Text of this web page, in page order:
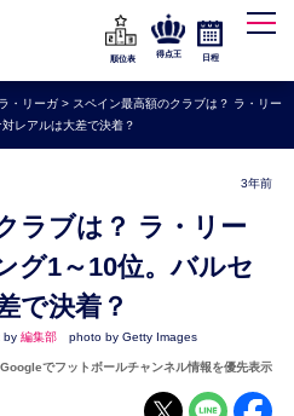
順位表
得点王 日程
ラ・リーガ> スペイン最高額のクラブは？ ラ・リー
レアルは大差で決着？
3年前
グ1～10位。バルセ
で決着？
by 編集部 photo by Getty Images
Googleでフットボールチャンネル情報を優先表示